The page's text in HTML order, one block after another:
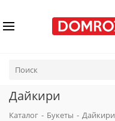
Дайкири
Каталог - Букеты - Дайкири